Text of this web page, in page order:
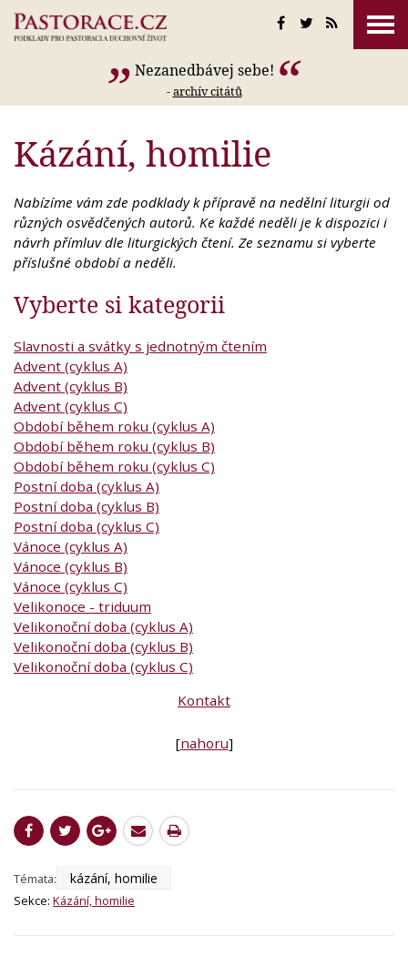
Nezanedbávej sebe!
-archív citátů
Kázání, homilie
Nabízíme vám zde podklady k přípravě na nedělní liturgii od
různých osvědčených autorů. Ke každé neděli je k dispozici i
návrh přímluv dle liturgických čtení. Ze seznamu si vyberte
příslušné období a neděli.
Vyberte si kategorii
Slavnosti a svátky s jednotným čtením
Advent (cyklus A)
Advent (cyklus B)
Advent (cyklus C)
Období během roku (cyklus A)
Období během roku (cyklus B)
Období během roku (cyklus C)
Postní doba (cyklus A)
Postní doba (cyklus B)
Postní doba (cyklus C)
Vánoce (cyklus A)
Vánoce (cyklus B)
Vánoce (cyklus C)
Velikonoce - triduum
Velikonoční doba (cyklus A)
Velikonoční doba (cyklus B)
Velikonoční doba (cyklus C)
Kontakt
[nahoru]
Témata: kázání, homilie
Sekce: Kázání, homilie